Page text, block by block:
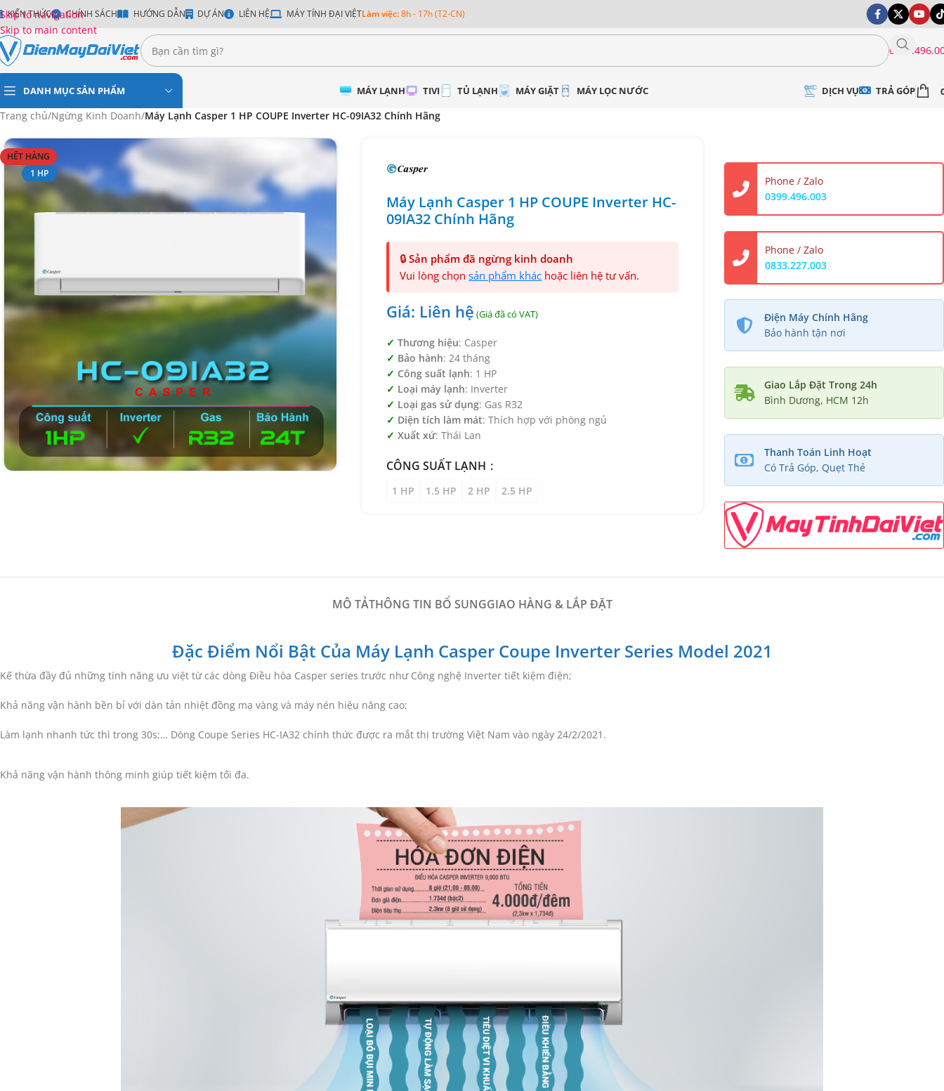
Skip to navigation
Skip to main content
KIẾN THỨC CHÍNH SÁCH HƯỚNG DẪN DỰ ÁN LIÊN HỆ MÁY TÍNH ĐẠI VIỆTLàm việc:8h - 17h (T2-CN)
DANH MỤC SẢN PHẨM MÁY LẠNH TIVI TỦ LẠNH MÁY GIẶT MÁY LỌC NƯỚC DỊCH VỤ TRẢ GÓP
Trang chủ/Ngừng Kinh Doanh/Máy Lạnh Casper 1 HP COUPE Inverter HC-09IA32 Chính Hãng
HẾT HÀNG
1 HP
Máy Lạnh Casper 1 HP COUPE Inverter HC-
09IA32 Chính Hãng
🔒Sản phẩm đã ngừng kinh doanh
Vui lòng chọnsản phẩm khác hoặc liên hệ tư vấn.
Giá: Liên hệ
Thương hiệu: Casper
Bảo hành: 24 tháng
Công suất lạnh: 1 HP
Loại máy lạnh: Inverter
Loại gas sử dụng: Gas R32
Diện tích làm mát: Thích hợp với phòng ngủ
Xuất xứ: Thái Lan
CÔNG SUẤT LẠNH
1 HP 1.5 HP 2 HP 2.5 HP
Phone / Zalo
0399.496.003
Phone / Zalo
0833.227.003
Điện Máy Chính Hãng
Bảo hành tận nơi
Giao Lắp Đặt Trong 24h
Bình Dương, HCM 12h
Thanh Toán Linh Hoạt
Có Trả Góp, Quẹt Thẻ
MÔ TẢTHÔNG TIN BỔ SUNGGIAO HÀNG & LẮP ĐẶT
Đặc Điểm Nổi Bật Của Máy Lạnh Casper Coupe Inverter Series Model 2021
Kế thừa đầy đủ những tính năng ưu việt từ các dòng Điều hòa Casper series trước như Công nghệ Inverter tiết kiệm điện;
Khả năng vận hành bền bỉ với dàn tản nhiệt đồng mạ vàng và máy nén hiệu năng cao;
Làm lạnh nhanh tức thì trong 30s;… Dòng Coupe Series HC-IA32 chính thức được ra mắt thị trường Việt Nam vào ngày 24/2/2021.
Khả năng vận hành thông minh giúp tiết kiệm tối đa.